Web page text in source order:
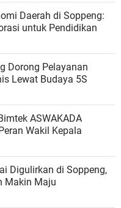
Daerah di Soppeng:
untuk Pendidikan
Dorong Pelayanan
Lewat Budaya 5S
ASWAKADA
Wakil Kepala
Digulirkan di Soppeng,
Makin Maju